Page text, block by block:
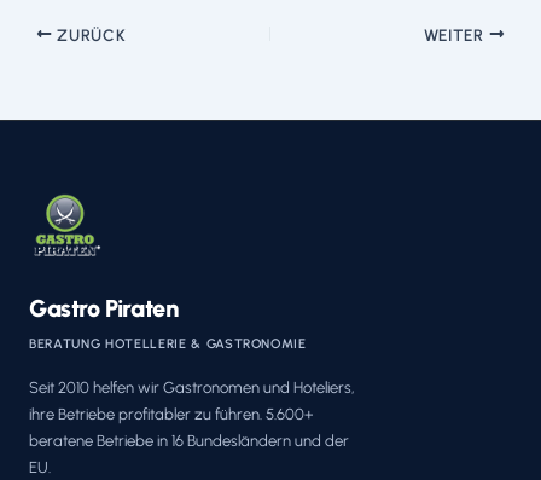
ZURÜCK WEITER
Gastro Piraten
BERATUNG HOTELLERIE & GASTRONOMIE
Seit 2010 helfen wir Gastronomen und Hoteliers,
ihre Betriebe profitabler zu führen. 5.600+
beratene Betriebe in 16 Bundesländern und der
EU.